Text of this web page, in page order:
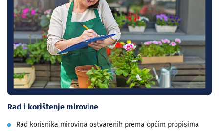
Rad i korištenje mirovine
Rad korisnika mirovina ostvarenih prema općim propisima